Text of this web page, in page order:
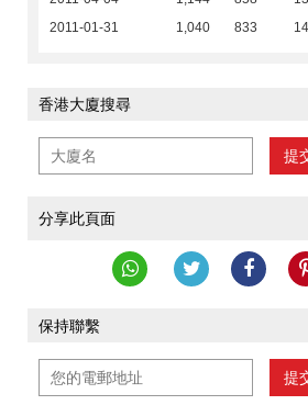
2011-01-31
1,040 833
香港大廈搜尋
提
分享此頁面
保持聯繫
提